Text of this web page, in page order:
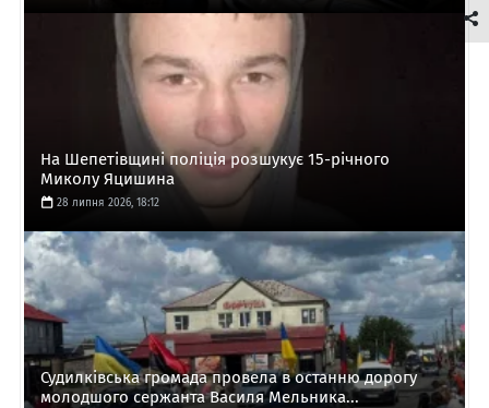
На Шепетівщині поліція розшукує 15-річного
Миколу Яцишина
28 липня 2026, 18:12
Судилківська громада провела в останню дорогу
молодшого сержанта Василя Мельника...